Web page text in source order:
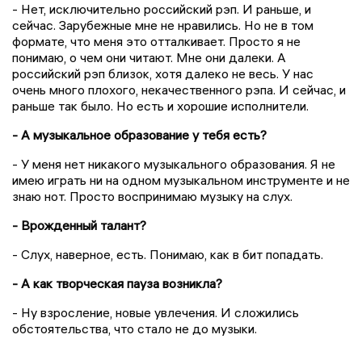
- Нет, исключительно российский рэп. И раньше, и
сейчас. Зарубежные мне не нравились. Но не в том
формате, что меня это отталкивает. Просто я не
понимаю, о чем они читают. Мне они далеки. А
российский рэп близок, хотя далеко не весь. У нас
очень много плохого, некачественного рэпа. И сейчас, и
раньше так было. Но есть и хорошие исполнители.
- А музыкальное образование у тебя есть?
- У меня нет никакого музыкального образования. Я не
имею играть ни на одном музыкальном инструменте и не
знаю нот. Просто воспринимаю музыку на слух.
- Врожденный талант?
- Слух, наверное, есть. Понимаю, как в бит попадать.
- А как творческая пауза возникла?
- Ну взросление, новые увлечения. И сложились
обстоятельства, что стало не до музыки.